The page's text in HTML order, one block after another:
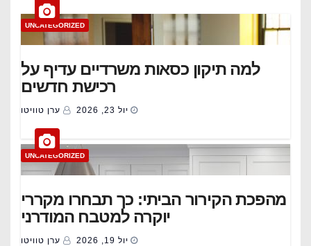
UNCATEGORIZED
למה תיקון כסאות משרדיים עדיף על
רכישת חדשים
יול 23, 2026 ערן טוויטו
UNCATEGORIZED
מהפכת הקירור הביתי: כך תבחרו מקררי
יוקרה למטבח המודרני
יול 19, 2026 ערן טוויטו